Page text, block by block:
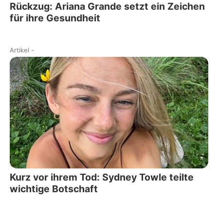
Rückzug: Ariana Grande setzt ein Zeichen
für ihre Gesundheit
Artikel -
Kurz vor ihrem Tod: Sydney Towle teilte
wichtige Botschaft